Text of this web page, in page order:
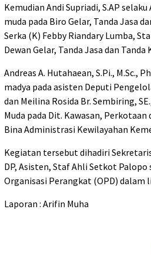
Kemudian Andi Supriadi, S.AP
muda pada Biro Gelar, Tanda Jasa
Serka (K) Febby Riandary Lumba,
Dewan Gelar, Tanda Jasa dan
Andreas A. Hutahaean, S.Pi., M.Sc.,
madya pada asisten Deputi
dan Meilina Rosida Br. Sembiring,
Muda pada Dit. Kawasan,
Bina Administrasi Kewilayahan
Kegiatan tersebut dihadiri
DP, Asisten, Staf Ahli Setkot
Organisasi Perangkat (OPD) dalam
Laporan : Arifin Muha